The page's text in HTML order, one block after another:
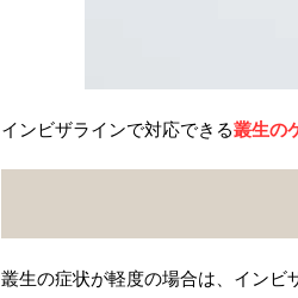
インビザラインで対応できる叢生の
叢生の症状が軽度の場合は、インビ